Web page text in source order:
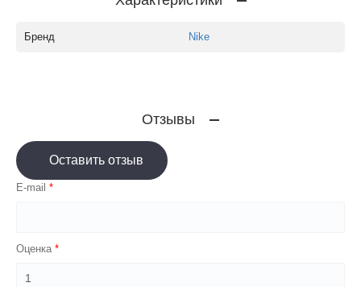
Бренд Nike
Отзывы
Оставить отзыв
E-mail
Оценка